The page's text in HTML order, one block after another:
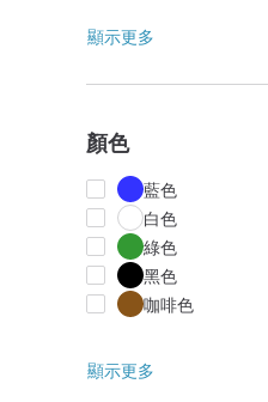
顯示更多
顏色
藍色
白色
綠色
黑色
咖啡色
顯示更多